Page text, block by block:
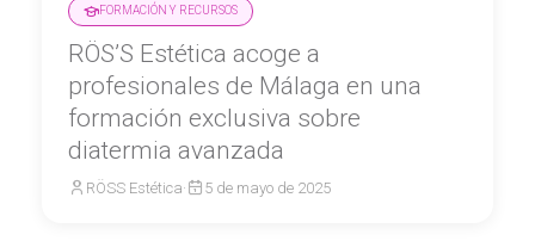
FORMACIÓN Y RECURSOS
RÖS’S Estética acoge a
profesionales de Málaga en una
formación exclusiva sobre
diatermia avanzada
RÖSS Estética· 5 de mayo de 2025